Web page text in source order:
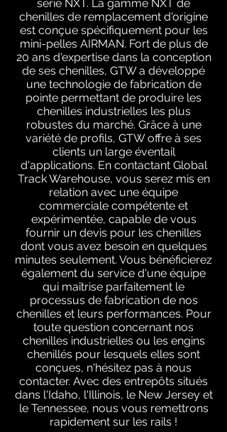
série NXT. La gamme NXT de
chenilles de remplacement d'origine
est conçue spécifiquement pour les
mini-pelles AIRMAN. Fort de plus de
20 ans d'expertise dans la conception
de ses chenilles, GTW a développé
une technologie de fabrication de
pointe permettant de produire les
chenilles industrielles les plus
robustes du marché. Grâce à une
variété de profils, GTW offre à ses
clients un large éventail
d'applications. En contactant Global
Track Warehouse, vous serez mis en
relation avec une équipe
commerciale compétente et
expérimentée, capable de vous
fournir un devis pour les chenilles
dont vous avez besoin en quelques
minutes seulement. Vous bénéficierez
également du service d'une équipe
qui maîtrise parfaitement le
processus de fabrication de nos
chenilles et leurs performances. Pour
toute question concernant nos
chenilles industrielles ou les engins
chenillés pour lesquels elles sont
conçues, n'hésitez pas à nous
contacter. Avec des entrepôts situés
dans l'Idaho, l'Illinois, le New Jersey et
le Tennessee, nous vous remettrons
rapidement sur les rails !